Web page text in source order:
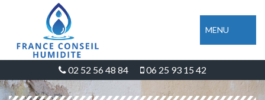
MENU
02 52 56 48 84 06 25 93 15 42